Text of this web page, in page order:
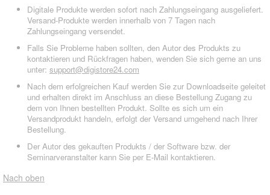
Digitale Produkte werden sofort nach Zahlungseingang ausgeliefert.
Versand-Produkte werden innerhalb von 7 Tagen nach
Zahlungseingang versendet.
Falls Sie Probleme haben sollten, den Autor des Produkts zu
kontaktieren und Rückfragen haben, wenden Sie sich gerne an uns
unter: support@digistore24.com
Nach dem erfolgreichen Kauf werden Sie zur Downloadseite geleitet
und erhalten direkt im Anschluss an diese Bestellung Zugang zu
dem von Ihnen bestellten Produkt. Sollte es sich um ein
Versandprodukt handeln, erfolgt der Versand umgehend nach Ihrer
Bestellung.
Der Autor des gekauften Produkts / der Software bzw. der
Seminarveranstalter kann Sie per E-Mail kontaktieren.
Nach oben